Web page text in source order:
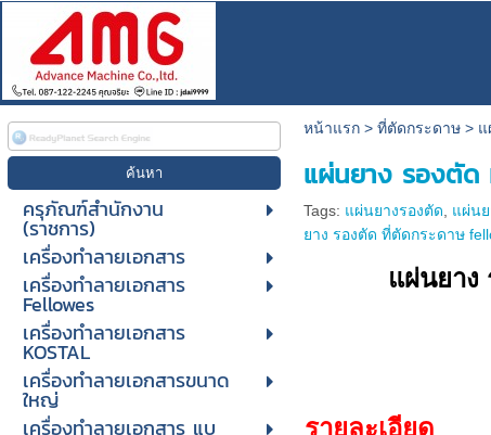
ครุภัณฑ์สำนักงาน
(ราชการ)
เครื่องทำลายเอกสาร
เครื่องทำลายเอกสาร
Fellowes
เครื่องทำลายเอกสาร
KOSTAL
เครื่องทำลายเอกสารขนาด
ใหญ่
เครื่องทําลายเอกสาร แบ
หน้าแรก> ที่ตัดกระดาษ> แ
แผ่นยาง รองตัด
Tags: แผ่นยางรองตัด แผ่น
ยาง รองตัด ที่ตัดกระดาษ
แผ่นยาง
รายละเอียด